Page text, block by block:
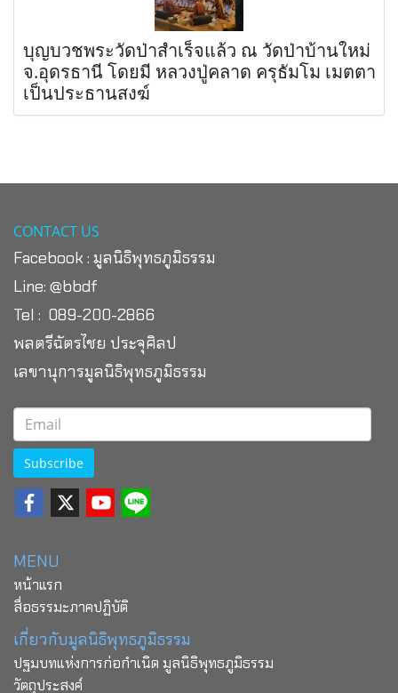
บุญบวชพระวัดป่าสำเร็จแล้ว ณ วัดป่าบ้านใหม่
จ.อุดรธานี โดยมี หลวงปู่คลาด ครุธัมโม เมตตา
เป็นประธานสงฆ์
CONTACT US
Facebook : มูลนิธิพุทธภูมิธรรม
Line: @bbdf
Tel : 089-200-2866
พลตรีฉัตรไชย ประจุศิลป
เลขานุการมูลนิธิพุทธภูมิธรรม
Subscribe
MENU
หน้าแรก
สื่อธรรมะภาคปฏิบัติ
เกี่ยวกับมูลนิธิพุทธภูมิธรรม
ปฐมบทแห่งการก่อกำเนิด มูลนิธิพุทธภูมิธรรม
วัตถุประสงค์